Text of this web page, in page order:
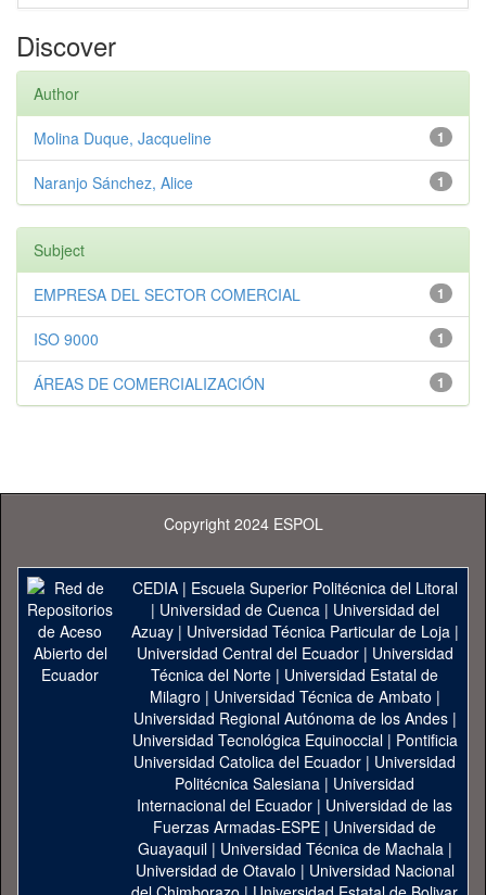
Discover
Author
1
Molina Duque, Jacqueline
1
Naranjo Sánchez, Alice
Subject
1
EMPRESA DEL SECTOR COMERCIAL
1
ISO 9000
1
ÁREAS DE COMERCIALIZACIÓN
Copyright 2024 ESPOL
CEDIA| Escuela Superior Politécnica del Litoral
| Universidad de Cuenca| Universidad del
Azuay| Universidad Técnica Particular de Loja|
Universidad Central del Ecuador| Universidad
Técnica del Norte | Universidad Estatal de
Milagro | Universidad Técnica de Ambato |
Universidad Regional Autónoma de los Andes|
Universidad Tecnológica Equinoccial| Pontificia
Universidad Catolica del Ecuador | Universidad
Politécnica Salesiana | Universidad
Internacional del Ecuador | Universidad de las
Fuerzas Armadas-ESPE | Universidad de
Guayaquil| Universidad Técnica de Machala|
Universidad de Otavalo | Universidad Nacional